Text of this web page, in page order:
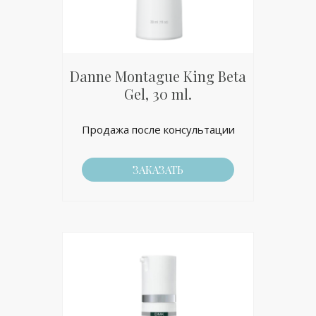
Danne Montague King Beta
Gel, 30 ml.
Продажа после консультации
ЗАКАЗАТЬ